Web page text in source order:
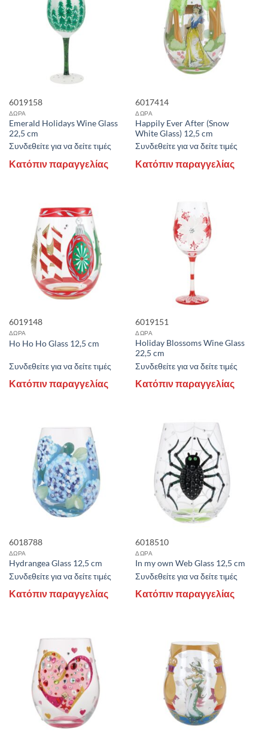
6019158
ΔΩΡΑ
Emerald Holidays Wine Glass
22,5 cm
Συνδεθείτε για να δείτε τιμές
Κατόπιν παραγγελίας
6017414
ΔΩΡΑ
Happily Ever After (Snow
White Glass) 12,5 cm
Συνδεθείτε για να δείτε τιμές
Κατόπιν παραγγελίας
6019148
ΔΩΡΑ
Ho Ho Ho Glass 12,5 cm
Συνδεθείτε για να δείτε τιμές
Κατόπιν παραγγελίας
6019151
ΔΩΡΑ
Holiday Blossoms Wine Glass
22,5 cm
Συνδεθείτε για να δείτε τιμές
Κατόπιν παραγγελίας
6018788
ΔΩΡΑ
Hydrangea Glass 12,5 cm
Συνδεθείτε για να δείτε τιμές
Κατόπιν παραγγελίας
6018510
ΔΩΡΑ
In my own Web Glass 12,5 cm
Συνδεθείτε για να δείτε τιμές
Κατόπιν παραγγελίας